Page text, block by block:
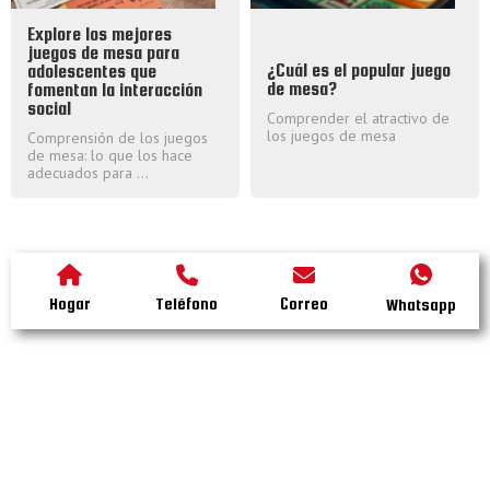
Explore los mejores
juegos de mesa para
adolescentes que
fomentan la interacción
social
Comprensión de los juegos
de mesa: lo que los hace
adecuados para ...
¿Cuál es el popular juego
de mesa?
Comprender el atractivo de
los juegos de mesa
Hogar Teléfono Correo Whatsapp